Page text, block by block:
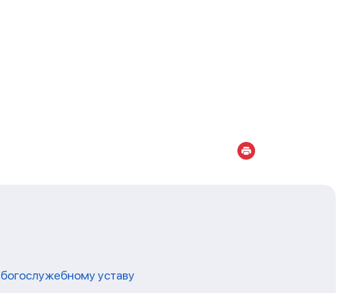
уставу